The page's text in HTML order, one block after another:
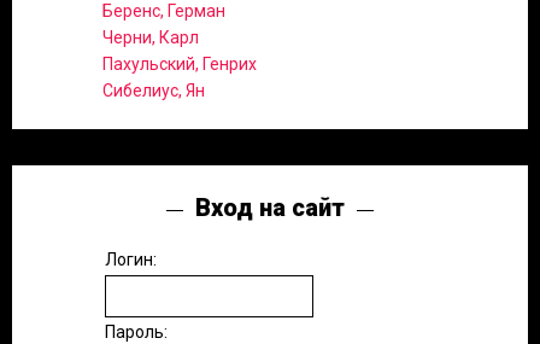
Беренс, Герман
Черни, Карл
Пахульский, Генрих
Сибелиус, Ян
Вход на сайт
Логин:
Пароль: